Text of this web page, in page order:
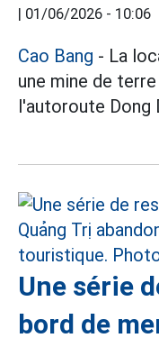
| 01/06/2026 - 10:06
Cao Bang - La
une mine de
l'autoroute Dong
Une série
bord de